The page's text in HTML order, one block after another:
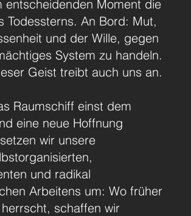
entscheidenden Moment die
Todessterns. An Bord: Mut,
und der Wille, gegen
System zu handeln.
Geist treibt auch uns an.
Raumschiff einst dem
eine neue Hoffnung
wir unsere
und radikal
Arbeitens um: Wo früher
schaffen wir